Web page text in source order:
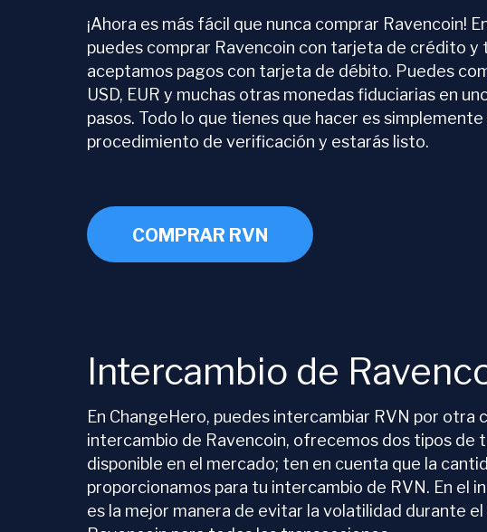
¡Ahora es más fácil que nunca comprar Ravencoin!
puedes comprar Ravencoin con tarjeta de crédito y
aceptamos pagos con tarjeta de débito. Puedes
USD, EUR y muchas otras monedas fiduciarias en
pasos. Todo lo que tienes que hacer es
procedimiento de verificación y estarás listo.
COMPRAR RVN
Intercambio de
En ChangeHero, puedes intercambiar RVN por
intercambio de Ravencoin, ofrecemos dos tipos de
disponible en el mercado; ten en cuenta que la
proporcionamos para tu intercambio de RVN. En el
es la mejor manera de evitar la volatilidad durante